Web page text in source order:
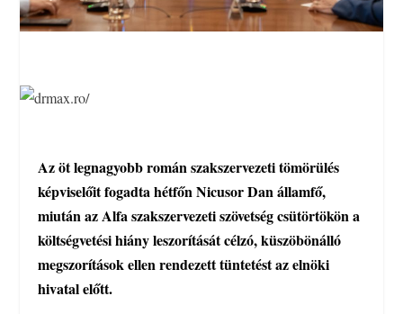
Az öt legnagyobb román szakszervezeti tömörülés
képviselőit fogadta hétfőn Nicusor Dan államfő,
miután az Alfa szakszervezeti szövetség csütörtökön a
költségvetési hiány leszorítását célzó, küszöbönálló
megszorítások ellen rendezett tüntetést az elnöki
hivatal előtt.